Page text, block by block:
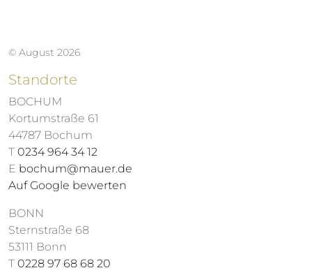
© August 2026
Standorte
BOCHUM
Kortumstraße 61
44787 Bochum
T 0234 964 34 12
E bochum@mauer.de
Auf Google bewerten
BONN
Sternstraße 68
53111 Bonn
T 0228 97 68 68 20